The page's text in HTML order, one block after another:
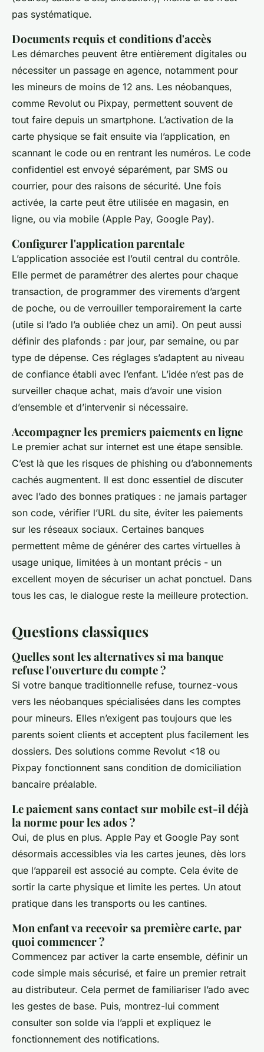
pas systématique.
Documents requis et conditions d'accès
Les démarches peuvent être entièrement digitales ou
nécessiter un passage en agence, notamment pour
les mineurs de moins de 12 ans. Les néobanques,
comme Revolut ou Pixpay, permettent souvent de
tout faire depuis un smartphone. L’activation de la
carte physique se fait ensuite via l’application, en
scannant le code ou en rentrant les numéros. Le code
confidentiel est envoyé séparément, par SMS ou
courrier, pour des raisons de sécurité. Une fois
activée, la carte peut être utilisée en magasin, en
ligne, ou via mobile (Apple Pay, Google Pay).
Configurer l'application parentale
L’application associée est l’outil central du contrôle.
Elle permet de paramétrer des alertes pour chaque
transaction, de programmer des virements d’argent
de poche, ou de verrouiller temporairement la carte
(utile si l’ado l’a oubliée chez un ami). On peut aussi
définir des plafonds : par jour, par semaine, ou par
type de dépense. Ces réglages s’adaptent au niveau
de confiance établi avec l’enfant. L’idée n’est pas de
surveiller chaque achat, mais d’avoir une vision
d’ensemble et d’intervenir si nécessaire.
Accompagner les premiers paiements en ligne
Le premier achat sur internet est une étape sensible.
C’est là que les risques de phishing ou d’abonnements
cachés augmentent. Il est donc essentiel de discuter
avec l’ado des bonnes pratiques : ne jamais partager
son code, vérifier l’URL du site, éviter les paiements
sur les réseaux sociaux. Certaines banques
permettent même de générer des cartes virtuelles à
usage unique, limitées à un montant précis - un
excellent moyen de sécuriser un achat ponctuel. Dans
tous les cas, le dialogue reste la meilleure protection.
Questions classiques
Quelles sont les alternatives si ma banque
refuse l'ouverture du compte ?
Si votre banque traditionnelle refuse, tournez-vous
vers les néobanques spécialisées dans les comptes
pour mineurs. Elles n’exigent pas toujours que les
parents soient clients et acceptent plus facilement les
dossiers. Des solutions comme Revolut <18 ou
Pixpay fonctionnent sans condition de domiciliation
bancaire préalable.
Le paiement sans contact sur mobile est-il déjà
la norme pour les ados ?
Oui, de plus en plus. Apple Pay et Google Pay sont
désormais accessibles via les cartes jeunes, dès lors
que l’appareil est associé au compte. Cela évite de
sortir la carte physique et limite les pertes. Un atout
pratique dans les transports ou les cantines.
Mon enfant va recevoir sa première carte, par
quoi commencer ?
Commencez par activer la carte ensemble, définir un
code simple mais sécurisé, et faire un premier retrait
au distributeur. Cela permet de familiariser l’ado avec
les gestes de base. Puis, montrez-lui comment
consulter son solde via l’appli et expliquez le
fonctionnement des notifications.